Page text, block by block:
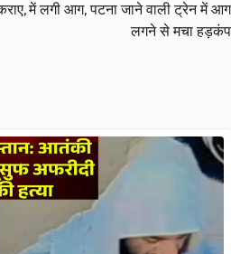
में लगी आग, पटना जाने वाली ट्रेन में आग
लगने से मचा हड़कंप